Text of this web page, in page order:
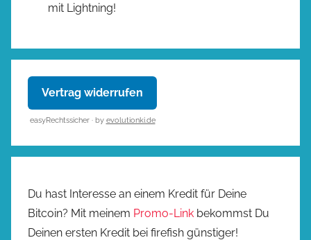
mit Lightning!
Vertrag widerrufen
easyRechtssicher · by evolutionki.de
Du hast Interesse an einem Kredit für Deine
Bitcoin? Mit meinem Promo-Link bekommst Du
Deinen ersten Kredit bei firefish günstiger!